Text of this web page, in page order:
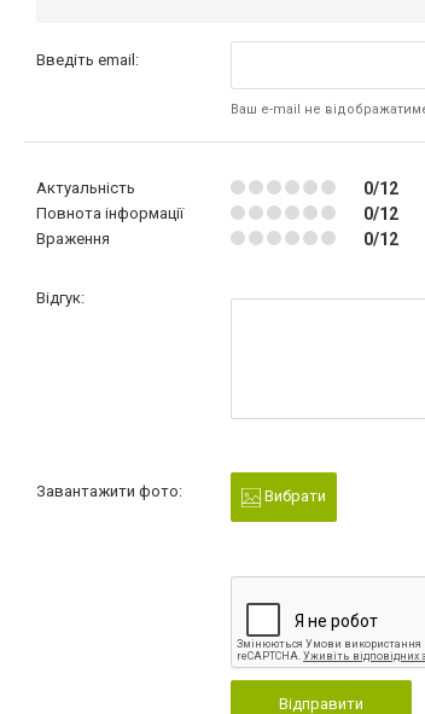
Введіть email:
Ваш e-mail не
Актуальність 0/12
Повнота інформації 0/12
Враження 0/12
Відгук:
Завантажити фото: Вибрати
Відправити